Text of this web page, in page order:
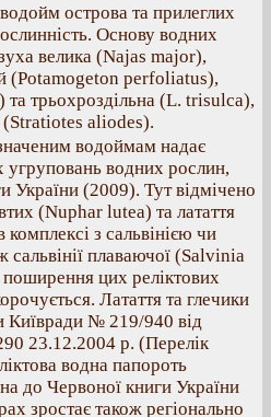
острова та прилеглих
Основу водних
велика (Najas major),
(Potamogeton perfoliatus),
трьохроздільна (L. trisulca),
(Stratiotes aliodes).
водоймам надає
угруповань водних рослин,
України (2009). Тут відмічено
(Nuphar lutea) та латаття
з сальвінією чи
плаваючої (Salvinia
цих реліктових
Латаття та глечики
Київради № 219/940 від
23.12.2004 р. (Перелік
водна папороть
до Червоної книги України
зростає також регіонально